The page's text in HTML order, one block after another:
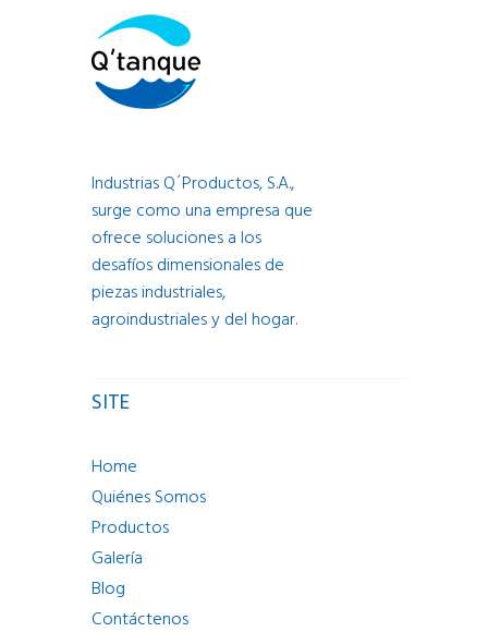
Industrias Q´Productos, S.A.,
surge como una empresa que
ofrece soluciones a los
desafíos dimensionales de
piezas industriales,
agroindustriales y del hogar.
SITE
Home
Quiénes Somos
Productos
Galería
Blog
Contáctenos